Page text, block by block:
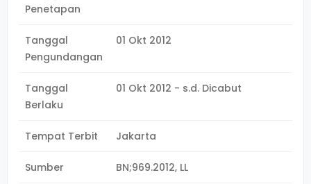
Penetapan
Tanggal
Pengundangan
01 Okt 2012
Tanggal
Berlaku
01 Okt 2012 - s.d. Dicabut
Tempat Terbit Jakarta
Sumber BN;969.2012, LL